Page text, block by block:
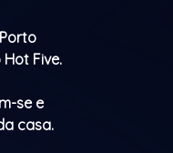
Five.
se e
casa.